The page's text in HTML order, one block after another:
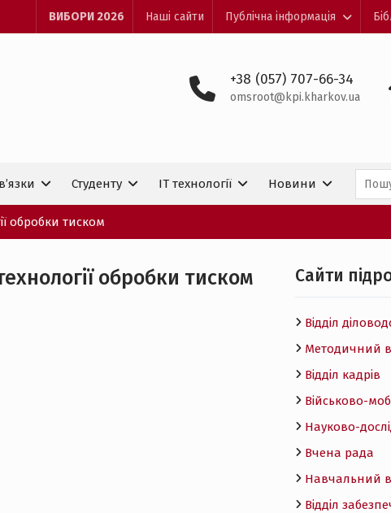
ВИБОРИ 2026 Наші сайти Публічна інформація
+38 (057) 707-66-34
omsroot@kpi.kharkov.ua
Студенту IT технологiї Новини
обробки тиском
обробки тиском Cайти
Відділ
Методичний
Відділ кадрів
Військово-
Науково-
Вчена рада
Навчальний
Відділ